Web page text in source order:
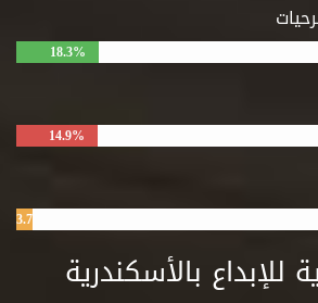
18.3%
14.9%
3.7%
للإبداع بالأسكندرية